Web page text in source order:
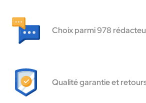
Choix parmi 978
Qualité garantie et